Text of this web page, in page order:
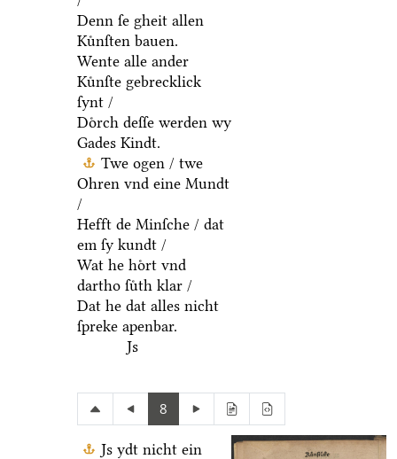
Denn ſe gheit allen
Kuͤnſten bauen.
Wente alle ander
Kuͤnſte gebrecklick
ſynt /
Doͤrch deſſe werden wy
Gades Kindt.
Twe ogen / twe
Ohren vnd eine Mundt
/
Hefft de Minſche / dat
em ſy kundt /
Wat he hoͤrt vnd
dartho ſuͤth klar /
Dat he dat alles nicht
ſpreke apenbar.
Js
8
Js ydt nicht ein